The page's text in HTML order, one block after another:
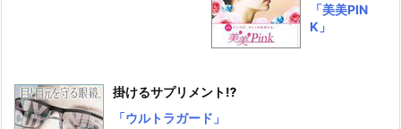
「美美PIN
K」
掛けるサプリメント⁉
「ウルトラガード」